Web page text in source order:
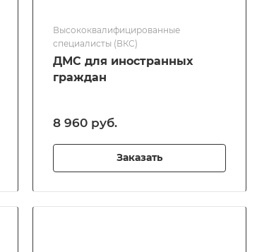
Высококвалифицированные
специалисты (ВКС)
ДМС для иностранных
граждан
8 960 руб.
Заказать